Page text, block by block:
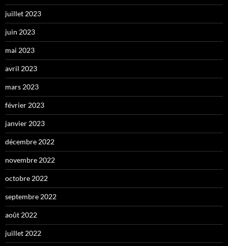
juillet 2023
juin 2023
mai 2023
avril 2023
mars 2023
février 2023
janvier 2023
décembre 2022
novembre 2022
octobre 2022
septembre 2022
août 2022
juillet 2022